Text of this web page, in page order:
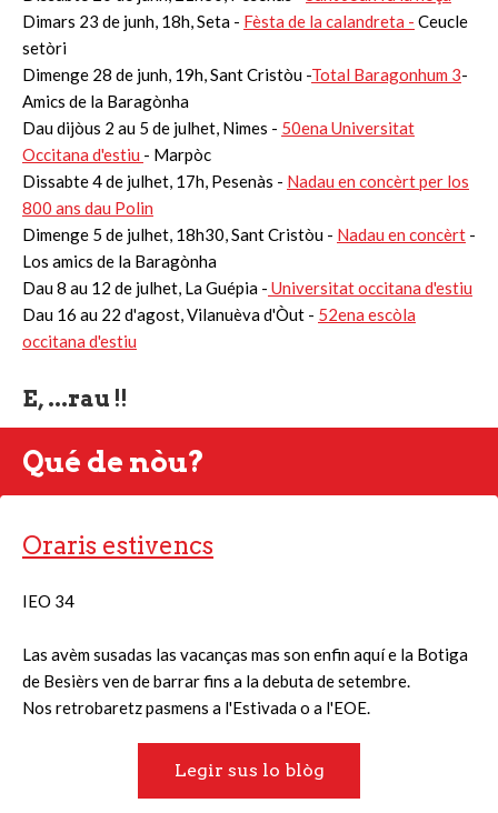
Dimars 23 de junh, 18h, Seta - Fèsta de la calandreta - Ceucle
setòri
Dimenge 28 de junh, 19h, Sant Cristòu -Total Baragonhum 3-
Amics de la Baragònha
Dau dijòus 2 au 5 de julhet, Nimes - 50ena Universitat
Occitana d'estiu - Marpòc
Dissabte 4 de julhet, 17h, Pesenàs - Nadau en concèrt per los
800 ans dau Polin
Dimenge 5 de julhet, 18h30, Sant Cristòu - Nadau en concèrt -
Los amics de la Baragònha
Dau 8 au 12 de julhet, La Guépia - Universitat occitana d'estiu
Dau 16 au 22 d'agost, Vilanuèva d'Òut - 52ena escòla
occitana d'estiu
E, ...rau !!
Qué de nòu?
Oraris estivencs
IEO 34
Las avèm susadas las vacanças mas son enfin aquí e la Botiga
de Besièrs ven de barrar fins a la debuta de setembre.
Nos retrobaretz pasmens a l'Estivada o a l'EOE.
Legir sus lo blòg